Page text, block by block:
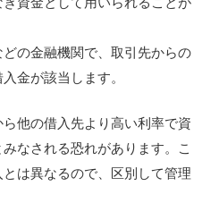
の金融機関で、取引先からの
金が該当します。
他の借入先より高い利率で資
なされる恐れがあります。こ
は異なるので、区別して管理